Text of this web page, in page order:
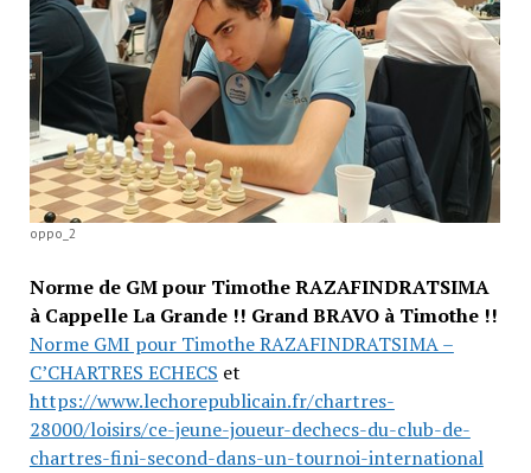
oppo_2
Norme de GM pour Timothe RAZAFINDRATSIMA
à Cappelle La Grande !! Grand BRAVO à Timothe !!
Norme GMI pour Timothe RAZAFINDRATSIMA –
C’CHARTRES ECHECS et
https://www.lechorepublicain.fr/chartres-
28000/loisirs/ce-jeune-joueur-dechecs-du-club-de-
chartres-fini-second-dans-un-tournoi-international